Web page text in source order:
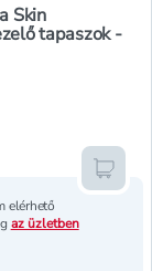
Skin
tapaszok -
elérhető
az üzletben